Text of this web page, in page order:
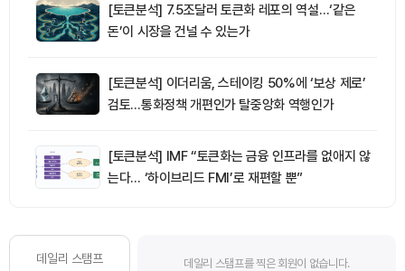
[토큰분석] 7.5조달러 토큰화 레포의 역설…‘같은
돈’이 시장을 건널 수 있는가
[토큰분석] 이더리움, 스테이킹 50%에 ‘보상 제로’
검토…통화정책 개편인가 탈중앙화 역행인가
[토큰분석] IMF “토큰화는 금융 인프라를 없애지 않
는다… ‘하이브리드 FMI’로 재편할 뿐”
데일리 스탬프
데일리 스탬프를 찍은 회원이 없습니다.